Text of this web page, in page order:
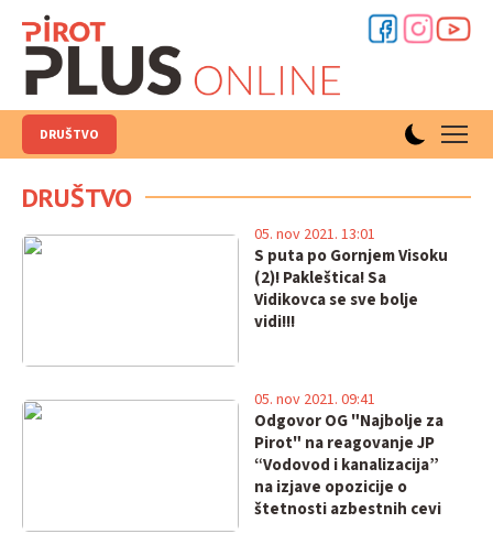
DRUŠTVO
DRUŠTVO
S puta po Gornjem Visoku
(2)! Pakleštica! Sa
Vidikovca se sve bolje
vidi!!!
05. nov 2021. 13:01
Odgovor OG "Najbolje za
Pirot" na reagovanje JP
“Vodovod i kanalizacija”
na izjave opozicije o
štetnosti azbestnih cevi
05. nov 2021. 09:41